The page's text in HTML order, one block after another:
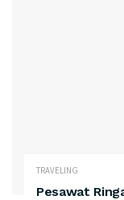
TRAVELING
Pesawat